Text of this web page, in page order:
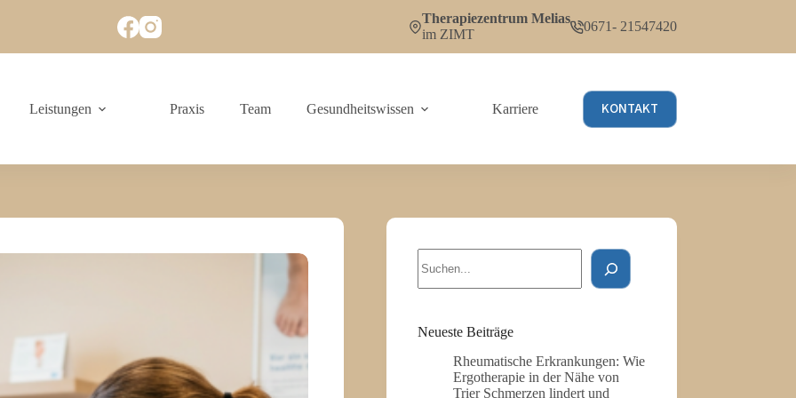
Therapiezentrum Melias
im ZIMT
0671- 21547420
Leistungen Praxis Team Gesundheitswissen Karriere KONTAKT
Neueste Beiträge
Rheumatische Erkrankungen: Wie
Ergotherapie in der Nähe von
Trier Schmerzen lindert und